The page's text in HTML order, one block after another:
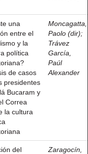
una
entre el
y la
política
de casos
presidentes
Bucaram y
Correa
la cultura
Moncagatta,
Paolo (dir);
Trávez
García,
Paúl
Alexander
del
Zaragocín,